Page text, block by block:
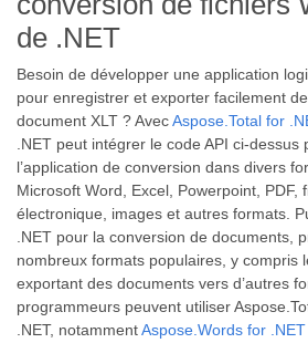
de .NET
Besoin de développer une application
pour enregistrer et exporter facilement
document XLT ? AvecAspose.Total for
.NET peut intégrer le code API ci-
l’application de conversion dans divers
Microsoft Word, Excel, Powerpoint, PDF,
électronique, images et autres formats.
.NET pour la conversion de documents,
nombreux formats populaires, y compris
exportant des documents vers d’autres
programmeurs peuvent utiliser
.NET, notammentAspose.Words for .NET